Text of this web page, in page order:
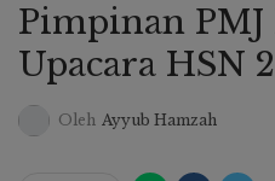
Pimpinan
Upacara HSN
Oleh Ayyub Hamzah